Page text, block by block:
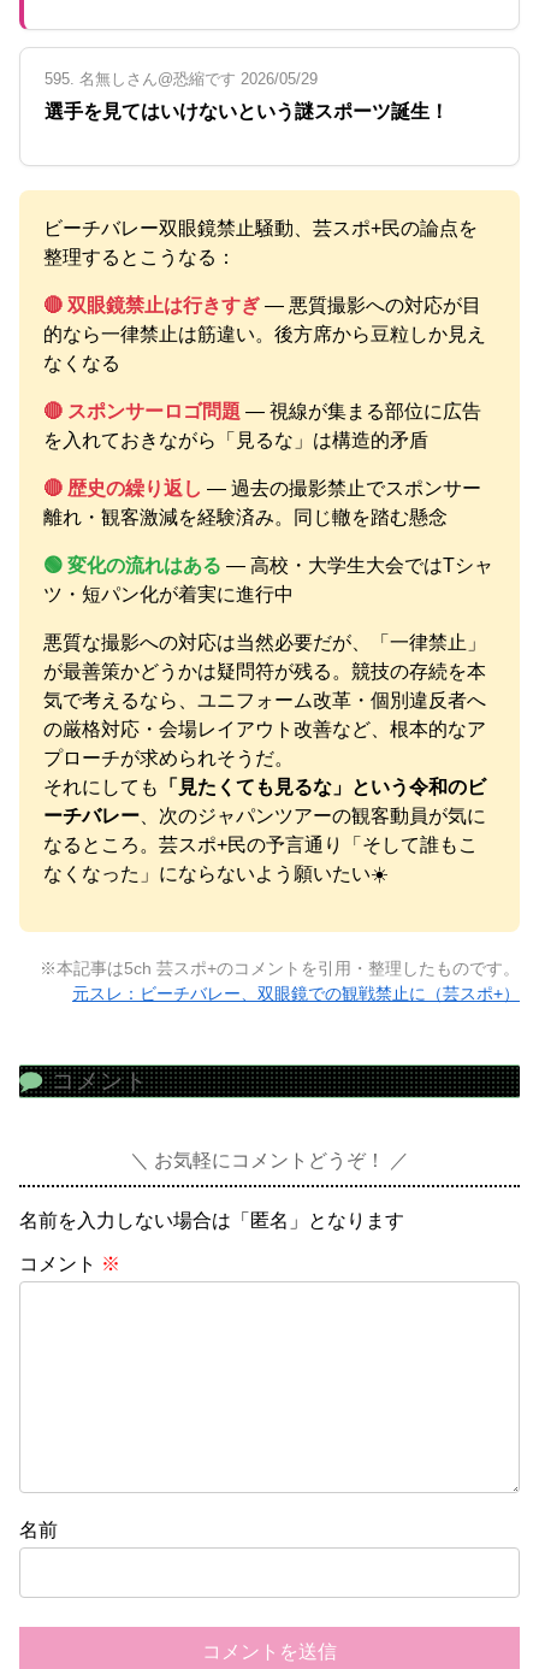
595. 名無しさん@恐縮です 2026/05/29
選手を見てはいけないという謎スポーツ誕生！
ビーチバレー双眼鏡禁止騒動、芸スポ+民の論点を
整理するとこうなる：
🔴 双眼鏡禁止は行きすぎ ― 悪質撮影への対応が目
的なら一律禁止は筋違い。後方席から豆粒しか見え
なくなる
🔴 スポンサーロゴ問題 ― 視線が集まる部位に広告
を入れておきながら「見るな」は構造的矛盾
🔴 歴史の繰り返し ― 過去の撮影禁止でスポンサー
離れ・観客激減を経験済み。同じ轍を踏む懸念
🟢 変化の流れはある ― 高校・大学生大会ではTシャ
ツ・短パン化が着実に進行中
悪質な撮影への対応は当然必要だが、「一律禁止」
が最善策かどうかは疑問符が残る。競技の存続を本
気で考えるなら、ユニフォーム改革・個別違反者へ
の厳格対応・会場レイアウト改善など、根本的なア
プローチが求められそうだ。
それにしても
「見たくても見るな」という令和のビ
ーチバレー 、次のジャパンツアーの観客動員が気に
なるところ。芸スポ+民の予言通り「そして誰もこ
なくなった」にならないよう願いたい☀️
※本記事は5ch 芸スポ+のコメントを引用・整理したものです。
元スレ：ビーチバレー、双眼鏡での観戦禁止に（芸スポ+）
コメント
お気軽にコメントどうぞ！
名前を入力しない場合は「匿名」となります
コメント ※
名前